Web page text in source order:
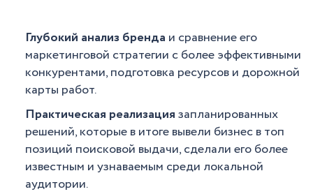
Глубокий анализ бренда и сравнение его
маркетинговой стратегии с более эффективными
конкурентами, подготовка ресурсов и дорожной
карты работ.
Практическая реализациязапланированных
решений, которые в итоге вывели бизнес в топ
позиций поисковой выдачи, сделали его более
известным и узнаваемым среди локальной
аудитории.